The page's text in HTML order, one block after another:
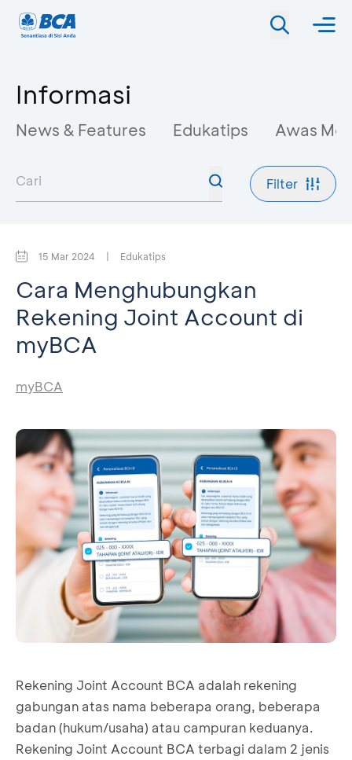
Informasi
News & Features Edukatips Awas
Filter
15 Mar 2024 | Edukatips
Cara Menghubungkan
Rekening Joint Account di
myBCA
myBCA
Rekening Joint Account BCA adalah rekening
gabungan atas nama beberapa orang, beberapa
badan (hukum/usaha) atau campuran keduanya.
Rekening Joint Account BCA terbagi dalam 2 jenis